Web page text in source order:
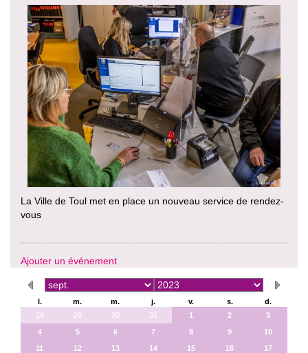
La Ville de Toul met en place un nouveau service de rendez-
vous
Ajouter un événement
l. m. m. j. v. s.
d.
28
29 30 31 1 2
3
4
5 6 7 8 9
10
11
12 13 14 15 16
17